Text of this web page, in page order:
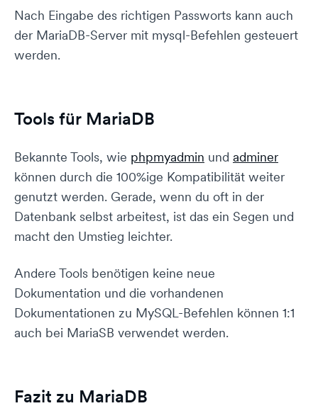
Nach Eingabe des richtigen Passworts kann auch
der MariaDB-Server mit mysql-Befehlen gesteuert
werden.
Tools für MariaDB
Bekannte Tools, wie phpmyadmin und adminer
können durch die 100%ige Kompatibilität weiter
genutzt werden. Gerade, wenn du oft in der
Datenbank selbst arbeitest, ist das ein Segen und
macht den Umstieg leichter.
Andere Tools benötigen keine neue
Dokumentation und die vorhandenen
Dokumentationen zu MySQL-Befehlen können 1:1
auch bei MariaSB verwendet werden.
Fazit zu MariaDB